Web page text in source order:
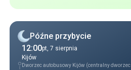
Późne przybycie
12:00pt, 7 sierpnia
Kijów
Dworzec autobusowy Kijów (centralny dworzec